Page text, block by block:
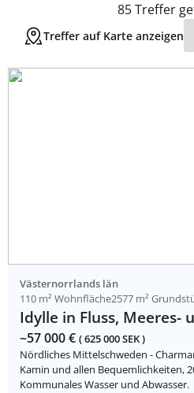
85Treffer
Treffer auf Karte anzeigen
Västernorrlands län
110 m² Wohnfläche2577 m²
Idylle in Fluss, Meeres-
~57 000 € ( 625 000 SEK )
Nördliches Mittelschweden -
Kamin und allen Bequemlichkeiten,
Kommunales Wasser und Abwasser.